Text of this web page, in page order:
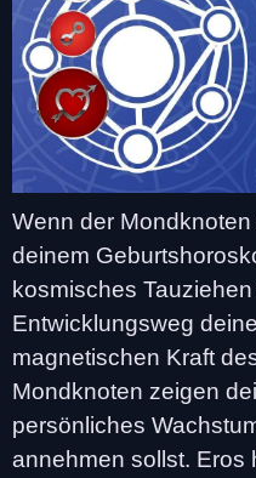
Wenn der
deinem
kosmisches
Entwicklungsweg
magnetischen Kraft
Mondknoten zeigen
persönliches
annehmen sollst. Eros